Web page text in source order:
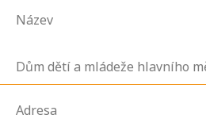
Název
Dům dětí a mládeže hlavního
Adresa